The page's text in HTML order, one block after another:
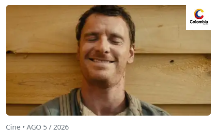
Cine • AGO 5 / 2026